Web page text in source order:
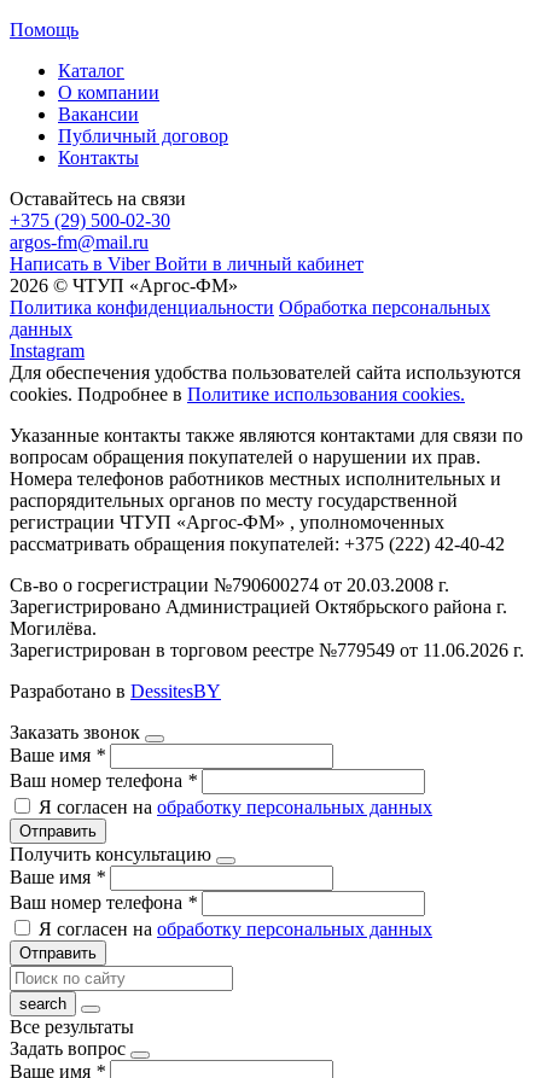
Помощь
Каталог
О компании
Вакансии
Публичный договор
Контакты
Оставайтесь на связи
+375 (29) 500-02-30
argos-fm@mail.ru
Написать в Viber Войти в личный кабинет
2026 © ЧТУП «Аргос-ФМ»
Политика конфиденциальности Обработка персональных
данных
Instagram
Для обеспечения удобства пользователей сайта используются
cookies. Подробнее в Политике использования cookies.
Указанные контакты также являются контактами для связи по
вопросам обращения покупателей о нарушении их прав.
Номера телефонов работников местных исполнительных и
распорядительных органов по месту государственной
регистрации ЧТУП «Аргос-ФМ» , уполномоченных
рассматривать обращения покупателей: +375 (222) 42-40-42
Св-во о госрегистрации №790600274 от 20.03.2008 г.
Зарегистрировано Администрацией Октябрьского района г.
Могилёва.
Зарегистрирован в торговом реестре №779549 от 11.06.2026 г.
Разработано в DessitesBY
Заказать звонок
Ваше имя *
Ваш номер телефона *
Я согласен на обработку персональных данных
Отправить
Получить консультацию
Ваше имя *
Ваш номер телефона *
Я согласен на обработку персональных данных
Отправить
Все результаты
Задать вопрос
Ваше имя *